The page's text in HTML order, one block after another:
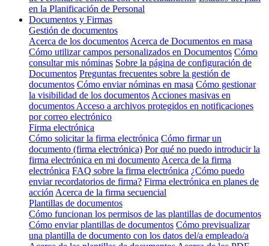
en la Planificación de Personal
Documentos y Firmas
Gestión de documentos
Acerca de los documentos Acerca de Documentos en masa
Cómo utilizar campos personalizados en Documentos Cómo
consultar mis nóminas Sobre la página de configuración de
Documentos Preguntas frecuentes sobre la gestión de
documentos Cómo enviar nóminas en masa Cómo gestionar
la visibilidad de los documentos Acciones masivas en
documentos Acceso a archivos protegidos en notificaciones
por correo electrónico
Firma electrónica
Cómo solicitar la firma electrónica Cómo firmar un
documento (firma electrónica) Por qué no puedo introducir la
firma electrónica en mi documento Acerca de la firma
electrónica FAQ sobre la firma electrónica ¿Cómo puedo
enviar recordatorios de firma? Firma electrónica en planes de
acción Acerca de la firma secuencial
Plantillas de documentos
Cómo funcionan los permisos de las plantillas de documentos
Cómo enviar plantillas de documentos Cómo previsualizar
una plantilla de documento con los datos del/a empleado/a